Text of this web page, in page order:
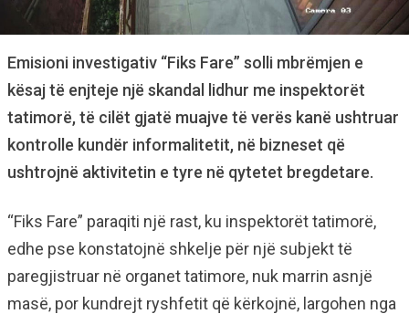
Emisioni investigativ “Fiks Fare” solli mbrëmjen e
kësaj të enjteje një skandal lidhur me inspektorët
tatimorë, të cilët gjatë muajve të verës kanë ushtruar
kontrolle kundër informalitetit, në bizneset që
ushtrojnë aktivitetin e tyre në qytetet bregdetare.
“Fiks Fare” paraqiti një rast, ku inspektorët tatimorë,
edhe pse konstatojnë shkelje për një subjekt të
paregjistruar në organet tatimore, nuk marrin asnjë
masë, por kundrejt ryshfetit që kërkojnë, largohen nga